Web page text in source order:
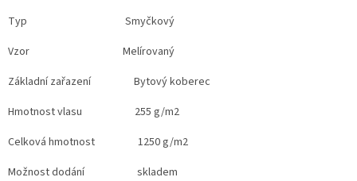
Typ Smyčkový
Vzor Melírovaný
Základní zařazení Bytový koberec
Hmotnost vlasu 255 g/m2
Celková hmotnost 1250 g/m2
Možnost dodání skladem